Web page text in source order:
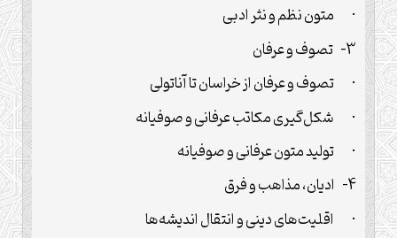
· متون نظم و نثر ادبی
3- تصوف و عرفان
· تصوف و عرفان از خراسان تا آناتولی
· شکل‌گیری مکاتب عرفانی و صوفیانه
· تولید متون عرفانی و صوفیانه
4- ادیان، مذاهب و فرق
· اقلیت‌های دینی و انتقال اندیشه‌ها